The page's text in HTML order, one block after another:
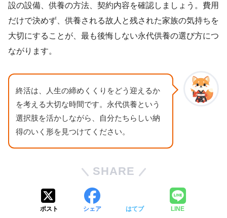
設の設備、供養の方法、契約内容を確認しましょう。費用
だけで決めず、供養される故人と残された家族の気持ちを
大切にすることが、最も後悔しない永代供養の選び方につ
ながります。
終活は、人生の締めくくりをどう迎えるか
を考える大切な時間です。永代供養という
選択肢を活かしながら、自分たちらしい納
得のいく形を見つけてください。
SHARE
ポスト シェア はてブ LINE